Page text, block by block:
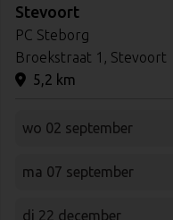
Stevoort
PC Steborg
Broekstraat 1, Stevoort
5,2 km
wo 02 september
ma 07 september
di 22 december